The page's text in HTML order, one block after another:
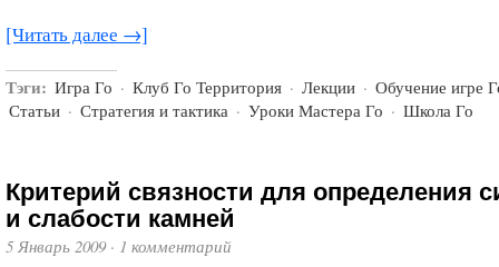
[Читать далее →]
Тэги: Игра Го · Клуб Го Территория · Лекции · Обучение игре
Статьи · Стратегия и тактика · Уроки Мастера Го · Школа Го
Критерий связности для определения
и слабости камней
5 Январь 2009· 1 комментарий